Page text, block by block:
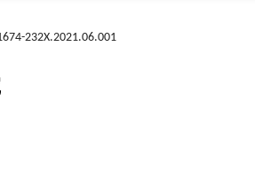
232X.2021.06.001